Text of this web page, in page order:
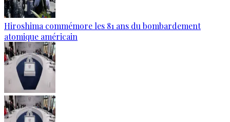
Hiroshima commémore les 81 ans du bombardement
atomique américain